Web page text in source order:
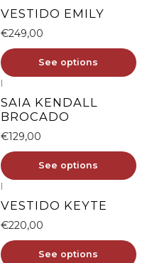
VESTIDO EMILY
€249,00
See options
|
SAIA KENDALL
BROCADO
€129,00
See options
|
VESTIDO KEYTE
€220,00
See options